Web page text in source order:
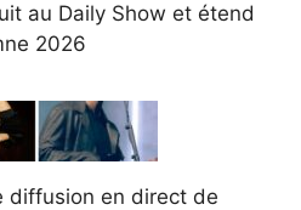
au Daily Show et étend
2026
diffusion en direct de